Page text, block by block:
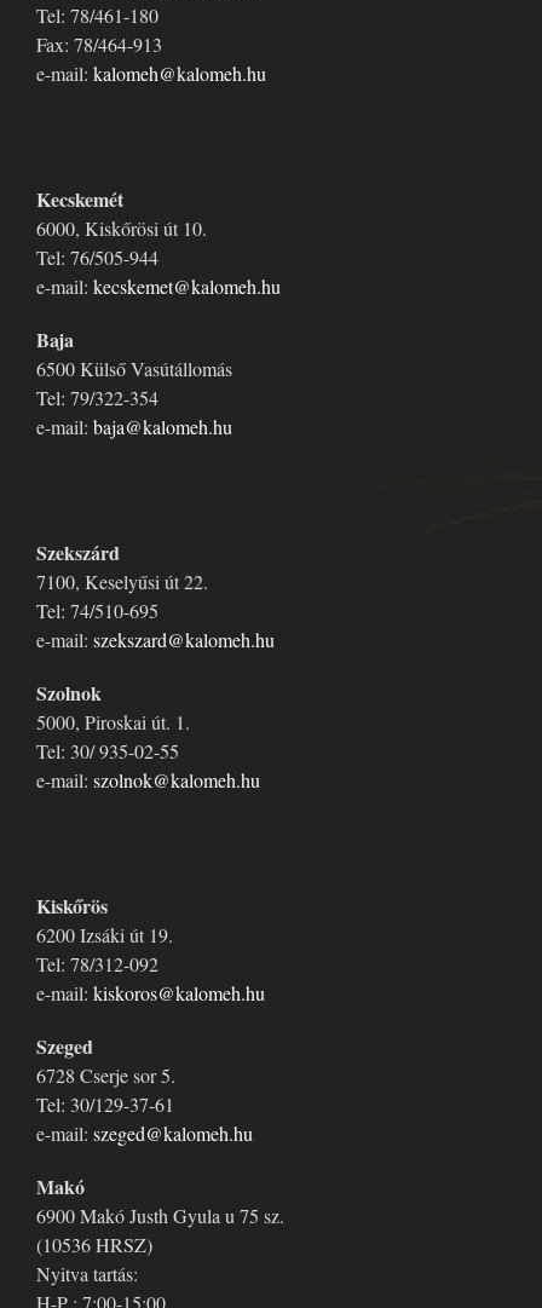
Tel: 78/461-180
Fax: 78/464-913
e-mail: kalomeh@kalomeh.hu
Kecskemét
6000, Kiskőrösi út 10.
Tel: 76/505-944
e-mail: kecskemet@kalomeh.hu
Baja
6500 Külső Vasútállomás
Tel: 79/322-354
e-mail: baja@kalomeh.hu
Szekszárd
7100, Keselyűsi út 22.
Tel: 74/510-695
e-mail: szekszard@kalomeh.hu
Szolnok
5000, Piroskai út. 1.
Tel: 30/ 935-02-55
e-mail: szolnok@kalomeh.hu
Kiskőrös
6200 Izsáki út 19.
Tel: 78/312-092
e-mail: kiskoros@kalomeh.hu
Szeged
6728 Cserje sor 5.
Tel: 30/129-37-61
e-mail: szeged@kalomeh.hu
Makó
6900 Makó Justh Gyula u 75 sz.
(10536 HRSZ)
Nyitva tartás:
H-P : 7:00-15:00